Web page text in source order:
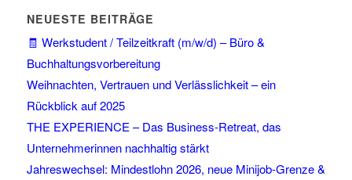
NEUESTE BEITRÄGE
🧾 Werkstudent / Teilzeitkraft (m/w/d) – Büro &
Buchhaltungsvorbereitung
Weihnachten, Vertrauen und Verlässlichkeit – ein
Rückblick auf 2025
THE EXPERIENCE – Das Business-Retreat, das
Unternehmerinnen nachhaltig stärkt
Jahreswechsel: Mindestlohn 2026, neue Minijob-Grenze &